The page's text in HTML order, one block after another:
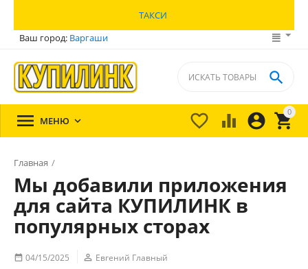
ТАКСИ
Ваш город: Варгаши
0


 

 МЕНЮ 
Главная /
Мы запустили маркетплейс по доставке готовой еды и заказа услуг
/
Мы добавили приложения
для сайта КУПИЛИНК в
популярных сторах
 04/15/2025  Евгений Главный